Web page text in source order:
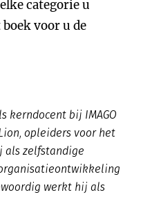
categorie u
voor u de
kerndocent bij IMAGO
opleiders voor het
als zelfstandige
werkt hij als